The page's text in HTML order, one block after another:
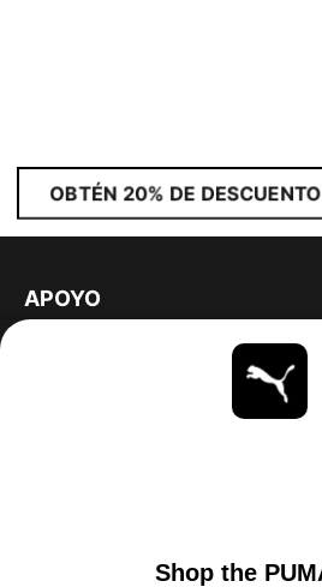
OBTÉN 20% DE DESCUENTO
APOYO